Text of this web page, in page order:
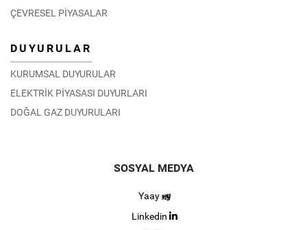
ÇEVRESEL PİYASALAR
DUYURULAR
KURUMSAL DUYURULAR
ELEKTRİK PİYASASI DUYURLARI
DOĞAL GAZ DUYURULARI
SOSYAL MEDYA
Yaay
Linkedin